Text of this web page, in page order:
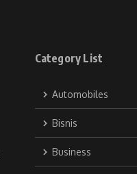
Category List
Automobiles
Bisnis
Business